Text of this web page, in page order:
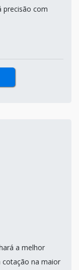
precisão com
a melhor
cotação na maior